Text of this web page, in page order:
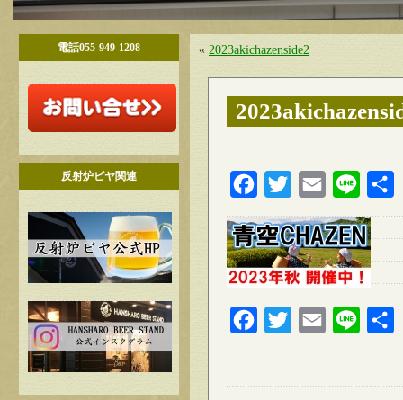
電話055-949-1208
反射炉ビヤ関連
« 2023akichazenside2
FacebookTwitter Email Line
FacebookTwitter Email Line